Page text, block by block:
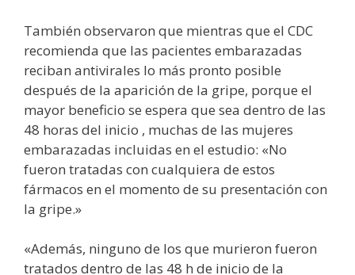
También observaron que mientras que el CDC
recomienda que las pacientes embarazadas
reciban antivirales lo más pronto posible
después de la aparición de la gripe, porque el
mayor beneficio se espera que sea dentro de las
48 horas del inicio , muchas de las mujeres
embarazadas incluidas en el estudio: «No
fueron tratadas con cualquiera de estos
fármacos en el momento de su presentación con
la gripe.»
«Además, ninguno de los que murieron fueron
tratados dentro de las 48 h de inicio de la